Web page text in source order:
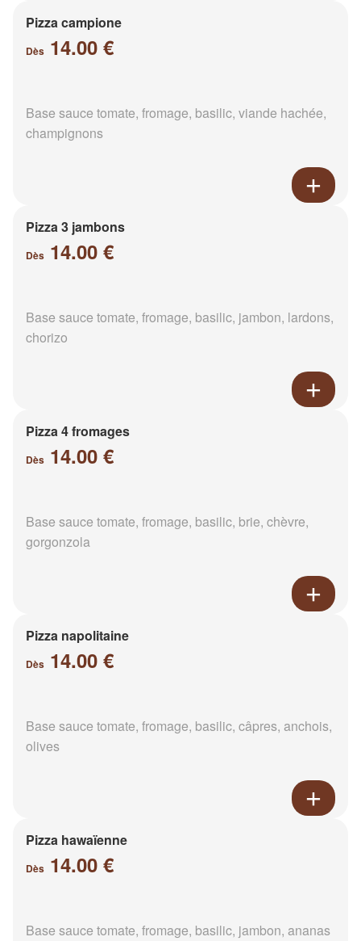
Pizza campione
Dès 14.00 €
Base sauce tomate, fromage, basilic, viande hachée,
champignons
Pizza 3 jambons
Dès 14.00 €
Base sauce tomate, fromage, basilic, jambon, lardons,
chorizo
Pizza 4 fromages
Dès 14.00 €
Base sauce tomate, fromage, basilic, brie, chèvre,
gorgonzola
Pizza napolitaine
Dès 14.00 €
Base sauce tomate, fromage, basilic, câpres, anchois,
olives
Pizza hawaïenne
Dès 14.00 €
Base sauce tomate, fromage, basilic, jambon, ananas